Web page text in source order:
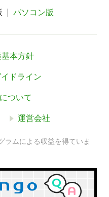
パソコン版
本方針
ドライン
ついて
運営会社
ラムによる収益を得ていま